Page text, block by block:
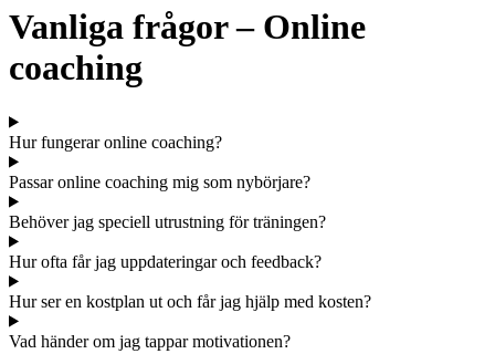
Vanliga frågor – Online
coaching
Hur fungerar online coaching?
Passar online coaching mig som nybörjare?
Behöver jag speciell utrustning för träningen?
Hur ofta får jag uppdateringar och feedback?
Hur ser en kostplan ut och får jag hjälp med kosten?
Vad händer om jag tappar motivationen?